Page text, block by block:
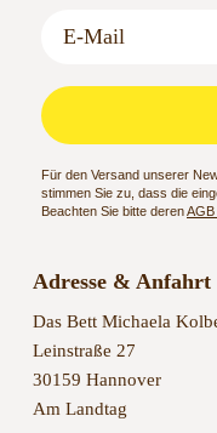
Für den Versand unserer
stimmen Sie zu, dass die
Beachten Sie bitte derenAGB
Adresse & Anfahrt
Das Bett Michaela
Leinstraße 27
30159 Hannover
Am Landtag